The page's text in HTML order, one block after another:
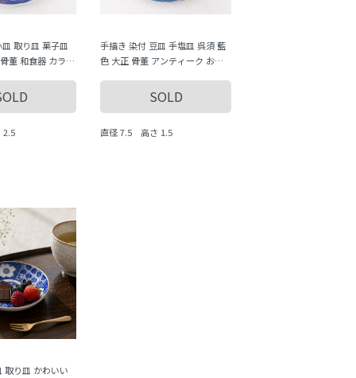
取り皿 菓子皿
董 和食器 カラフ
手描き 染付 豆皿 手塩皿 呉須 藍
色 大正 骨董 アンティーク おも
SOLD
直径 7.5 高さ 1.5
取り皿 かわいい